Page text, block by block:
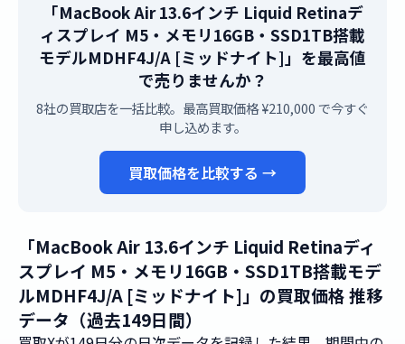
「MacBook Air 13.6インチ Liquid Retinaデ
ィスプレイ M5・メモリ16GB・SSD1TB搭載
モデルMDHF4J/A [ミッドナイト]」を最高値
で売りませんか？
8社の買取店を一括比較。最高買取価格 ¥210,000 で今すぐ
申し込めます。
買取価格を比較する →
「MacBook Air 13.6インチ Liquid Retinaディ
スプレイ M5・メモリ16GB・SSD1TB搭載モデ
ルMDHF4J/A [ミッドナイト]」の買取価格 推移
データ（過去149日間）